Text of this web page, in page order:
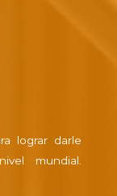
lograr darle
mundial.